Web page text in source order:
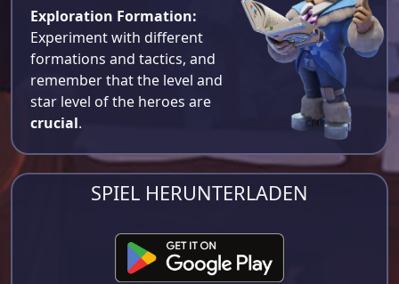
Exploration Formation:
Experiment with different
formations and tactics, and
remember that the level and
star level of the heroes are
crucial.
SPIEL HERUNTERLADEN